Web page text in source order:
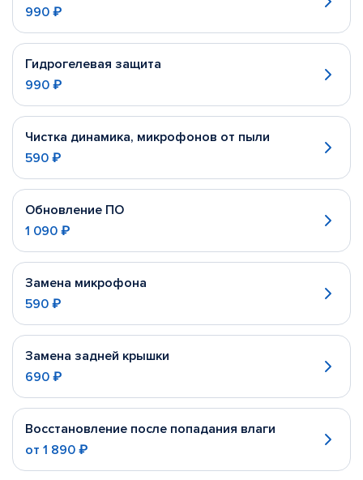
990 ₽
Гидрогелевая защита
990 ₽
Чистка динамика, микрофонов от пыли
590 ₽
Обновление ПО
1 090 ₽
Замена микрофона
590 ₽
Замена задней крышки
690 ₽
Восстановление после попадания влаги
от 1 890 ₽